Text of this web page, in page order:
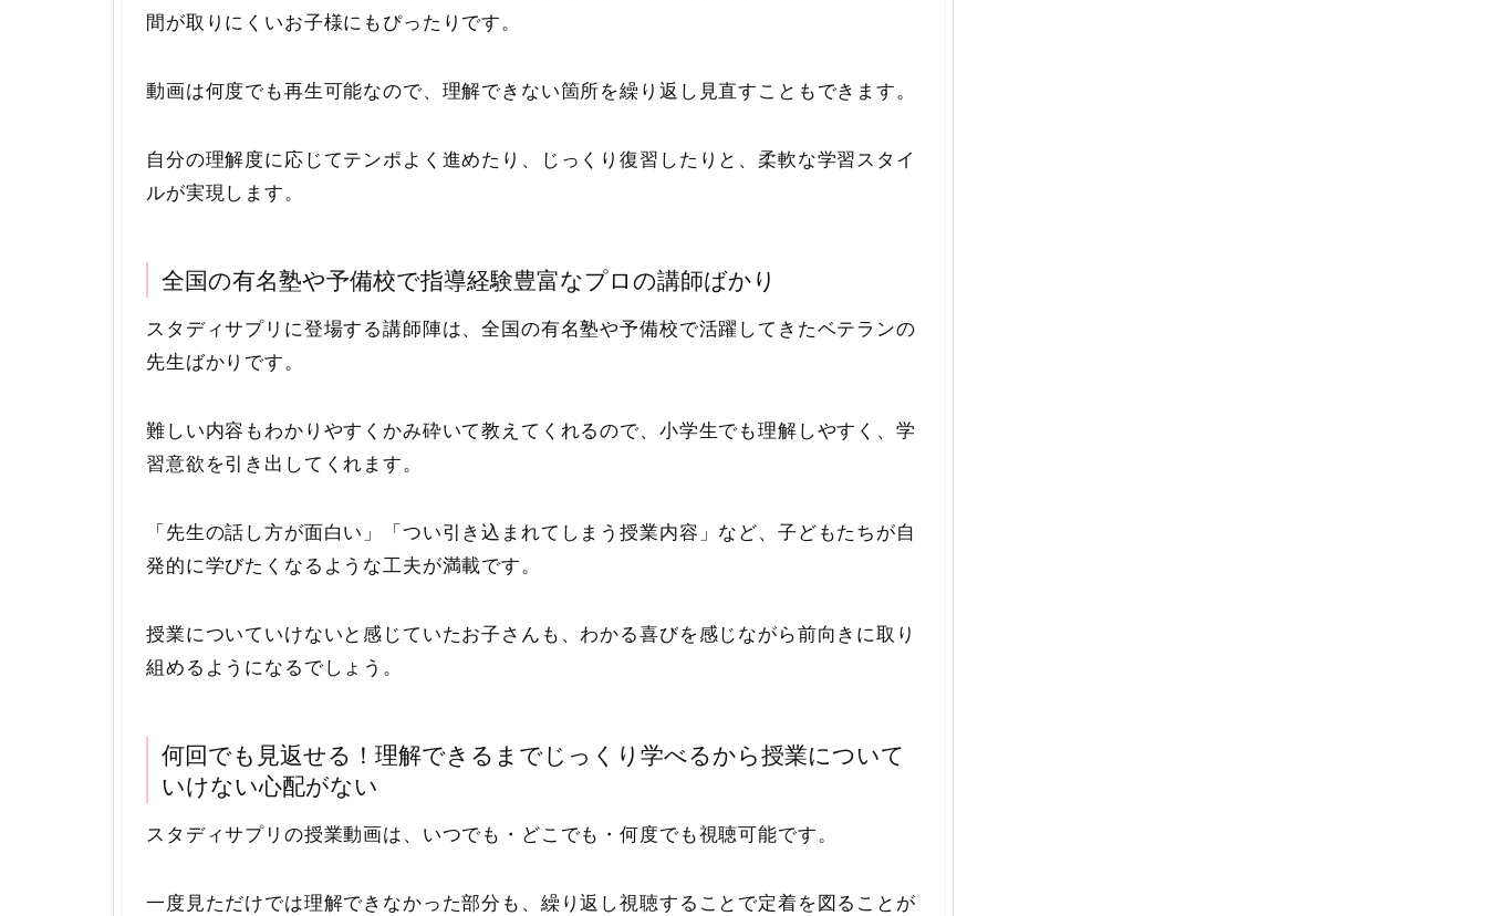
間が取りにくいお子様にもぴったりです。
動画は何度でも再生可能なので、理解できない箇所を繰り返し見直すこともできます。
自分の理解度に応じてテンポよく進めたり、じっくり復習したりと、柔軟な学習スタイ
ルが実現します。
全国の有名塾や予備校で指導経験豊富なプロの講師ばかり
スタディサプリに登場する講師陣は、全国の有名塾や予備校で活躍してきたベテランの
先生ばかりです。
難しい内容もわかりやすくかみ砕いて教えてくれるので、小学生でも理解しやすく、学
習意欲を引き出してくれます。
「先生の話し方が面白い」「つい引き込まれてしまう授業内容」など、子どもたちが自
発的に学びたくなるような工夫が満載です。
授業についていけないと感じていたお子さんも、わかる喜びを感じながら前向きに取り
組めるようになるでしょう。
何回でも見返せる！理解できるまでじっくり学べるから授業について
いけない心配がない
スタディサプリの授業動画は、いつでも・どこでも・何度でも視聴可能です。
一度見ただけでは理解できなかった部分も、繰り返し視聴することで定着を図ることが